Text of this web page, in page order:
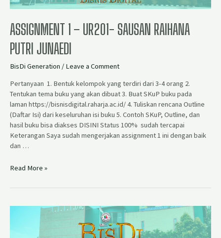
ASSIGNMENT 1 – UR201- SAUSAN RAIHANA
PUTRI JUNAEDI
BisDi Generation / Leave a Comment
Pertanyaan 1. Bentuk kelompok yang terdiri dari 3-4 orang 2.
Tentukan tema buku yang akan dibuat 3. Buat SKuP buku pada
laman https://bisnisdigital.raharja.ac.id/ 4. Tuliskan rencana Outline
(Daftar Isi) dari keseluruhan isi buku 5. Contoh SKuP, Outline, dan
hasil buku bisa diakses DISINI Status 100% sudah tercapai
Keterangan Saya sudah mengerjakan assignment 1 ini dengan baik
dan …
Read More »